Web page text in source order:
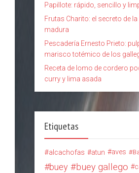
Papillote: rápido, sencillo y
Frutas Charito: el secreto de
madura
Pescadería Ernesto Prieto:
marisco totémico de los
Receta de lomo de cordero
curry y lima asada
Etiquetas
alcachofas atun aves
buey buey gallego